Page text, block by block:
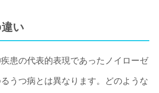
い
患の代表的表現であったノイローゼ
うつ病とは異なります。どのような